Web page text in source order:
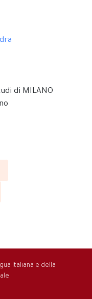
di MILANO
Italiana e della